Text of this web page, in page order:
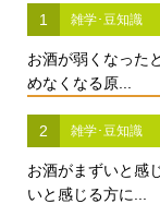
1 雑学･豆知識
お酒が弱くなった
めなくなる原...
2 雑学･豆知識
お酒がまずいと感
いと感じる方に...